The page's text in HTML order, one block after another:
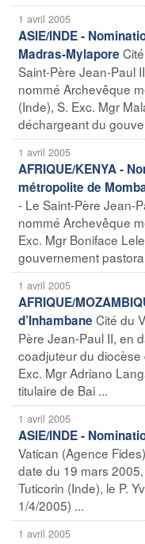
1 avril 2005
ASIE/INDE -
Madras-Mylapore
Saint-Père Jean-Paul
nommé Archevêque
(Inde), S. Exc. Mgr
déchargeant du
1 avril 2005
AFRIQUE/KENYA -
métropolite de
- Le Saint-Père Jean-
nommé Archevêque
Exc. Mgr Boniface
gouvernement
1 avril 2005
AFRIQUE/
d’Inhambane Cité du
Père Jean-Paul II, en
coadjuteur du diocèse
Exc. Mgr Adriano
titulaire de Bai ...
1 avril 2005
ASIE/INDE -
Vatican (Agence
date du 19 mars
Tuticorin (Inde), le P.
1/4/2005) ...
1 avril 2005